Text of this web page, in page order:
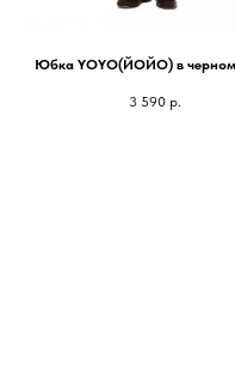
Юбка YOYO(ЙОЙО) в черном
3 590 р.